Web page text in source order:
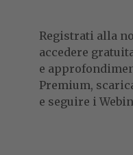
Registrati alla
accedere
e
Premium,
e seguire i